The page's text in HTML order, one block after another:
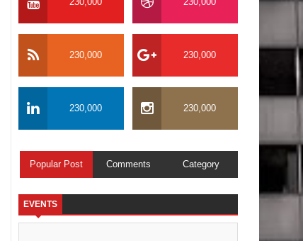
230,000 230,000
230,000 230,000
Popular Post Comments Category
EVENTS